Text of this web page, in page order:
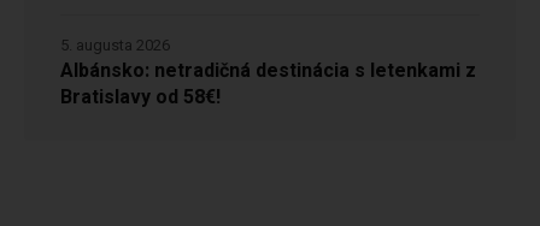
Albánsko: netradičná destinácia s letenkami z
Bratislavy od 58€!
5. augusta 2026